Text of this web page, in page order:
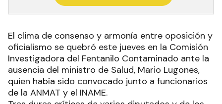
El clima de consenso y armonía entre oposición y
oficialismo se quebró este jueves en la Comisión
Investigadora del Fentanilo Contaminado ante la
ausencia del ministro de Salud, Mario Lugones,
quien había sido convocado junto a funcionarios
de la ANMAT y el INAME.